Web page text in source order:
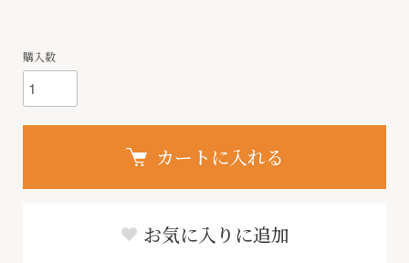
購入数
カートに入れる
お気に入りに追加